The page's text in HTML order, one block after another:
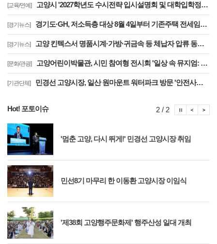
[교육/연예] 고양시 '2027학년도 수시전략 입시설명회 및 대학입학정보박람회' 8일 개최
[경기뉴스] 경기도·GH, 저소득층 대상 8월 4일부터 기존주택 전세임대 입주자 상시 모집
[경기뉴스] 고양 킨텍스서 명품시계·가방·귀금속 등 체납자 압류 동산 620점 공개 경매
[문화/관광] 고양어린이박물관, 시민 참여형 전시회 '일상 속 뮤지엄: 잠시, 마음' 8월 개최
[기관단체] 민경선 고양시장, 일산 원마운트 워터파크 방문 '안전사고 방지 대책 점검'
Hot! 포토이슈
'멈춘 고양, 다시 뛰게!' 민경선 고양시장 취임
민선8기 마무리 한 이동환 고양시장 이임식
'제38회 고양행주문화제' 행주산성 일대 개최
2 / 2 포
포토이